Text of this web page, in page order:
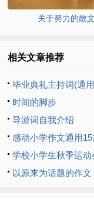
关于努力的散文
相关文章推荐
毕业典礼主持词(通
时间的脚步
导游词自我介绍
感动小学作文通用15
学校小学生秋季运
以原来为话题的作文